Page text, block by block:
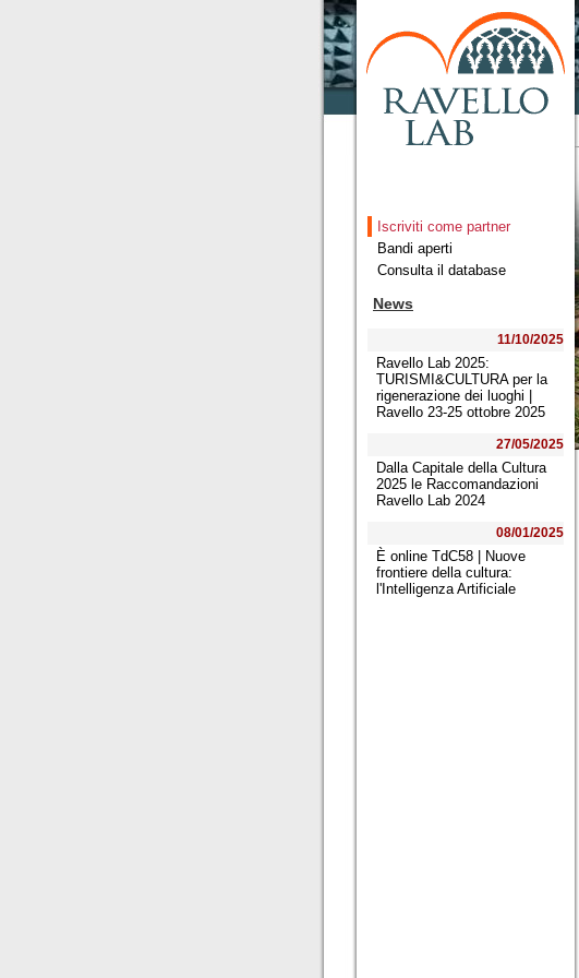
Iscriviti come partner
Bandi aperti
Consulta il database
News
11/10/2025
Ravello Lab 2025:
TURISMI&CULTURA per la
rigenerazione dei luoghi |
Ravello 23-25 ottobre 2025
27/05/2025
Dalla Capitale della Cultura
2025 le Raccomandazioni
Ravello Lab 2024
08/01/2025
È online TdC58 | Nuove
frontiere della cultura:
l'Intelligenza Artificiale